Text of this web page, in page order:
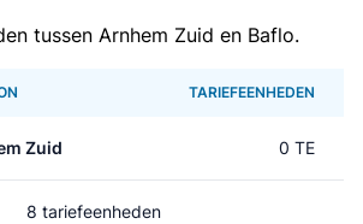
tussen Arnhem Zuid en Baflo.
TARIEFEENHEDEN
Zuid 0 TE
8 tariefeenheden